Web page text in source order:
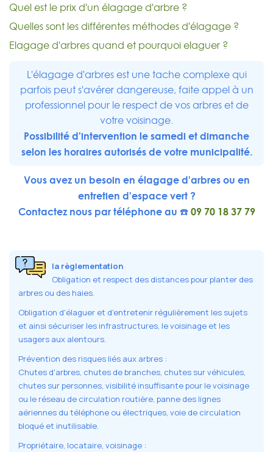
Quel est le prix d'un élagage d'arbre ?
Quelles sont les différentes méthodes d'élagage ?
Elagage d'arbres quand et pourquoi elaguer ?
L'élagage d'arbres est une tache complexe qui
parfois peut s'avérer dangereuse, faite appel à un
professionnel pour le respect de vos arbres et de
votre voisinage.
Possibilité d'intervention le samedi et dimanche
selon les horaires autorisés de votre municipalité.
Vous avez un besoin en élagage d'arbres ou en
entretien d'espace vert ?
Contactez nous par téléphone au ☎️09 70 18 37 79
la règlementation
Obligation et respect des distances pour planter des
arbres ou des haies.
Obligation d'élaguer et d'entretenir régulièrement les sujets
et ainsi sécuriser les infrastructures, le voisinage et les
usagers aux alentours.
Prévention des risques liés aux arbres :
Chutes d'arbres, chutes de branches, chutes sur véhicules,
chutes sur personnes, visibilité insuffisante pour le voisinage
ou le réseau de circulation routière, panne des lignes
aériennes du téléphone ou électriques, voie de circulation
bloqué et inutilisable.
Propriétaire, locataire, voisinage :